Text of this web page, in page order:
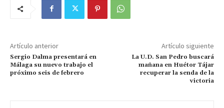
Artículo anterior
Sergio Dalma presentará en
Málaga su nuevo trabajo el
próximo seis de febrero
Artículo siguiente
La U.D. San Pedro buscará
mañana en Huétor Tájar
recuperar la senda de la
victoria